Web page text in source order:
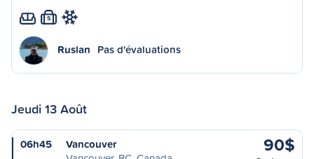
S
Ruslan Pas d'évaluations
Jeudi 13 Août
06h45
Vancouver
90$